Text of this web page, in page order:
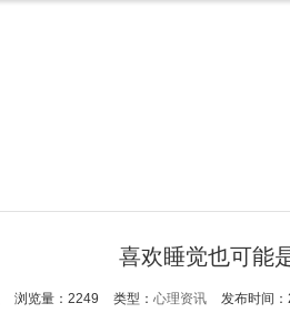
喜欢睡觉也可能
浏览量：2249 类型： 心理资讯 发布时间